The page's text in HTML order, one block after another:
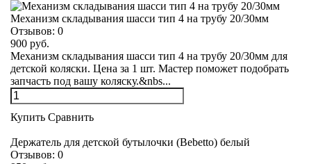
Механизм складывания шасси тип 4 на трубу 20/30мм
Отзывов: 0
900 руб.
Механизм складывания шасси тип 4 на трубу 20/30мм для
детской коляски. Цена за 1 шт. Мастер поможет подобрать
запчасть под вашу коляску.&nbs...
Купить Сравнить
Держатель для детской бутылочки (Bebetto) белый
Отзывов: 0